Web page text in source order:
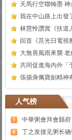
天馬行空聯翰墨
我在中山路上出發
林慧怜讚賞《扶道
回首《莒光日電視
大無畏風雨來襲
共同促進海內外「
張揚身佩寶劍精神
人气榜
中華粥會拜會縣
丁之发接见粥长